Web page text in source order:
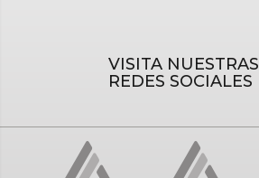
VISITA NUESTRAS
REDES SOCIALES